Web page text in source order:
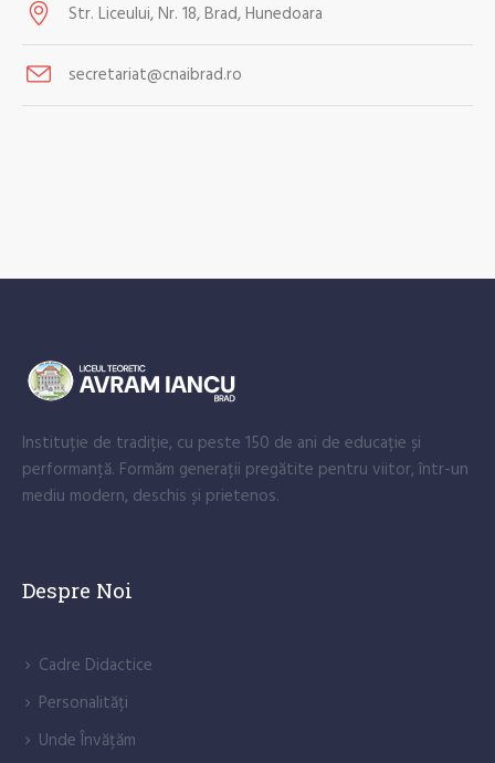
Str. Liceului, Nr. 18, Brad, Hunedoara
secretariat@cnaibrad.ro
Instituție de tradiție, cu peste 150 de ani de educație și
performanță. Formăm generații pregătite pentru viitor, într-un
mediu modern, deschis și prietenos.
Despre Noi
Cadre Didactice
Personalități
Unde Învățăm